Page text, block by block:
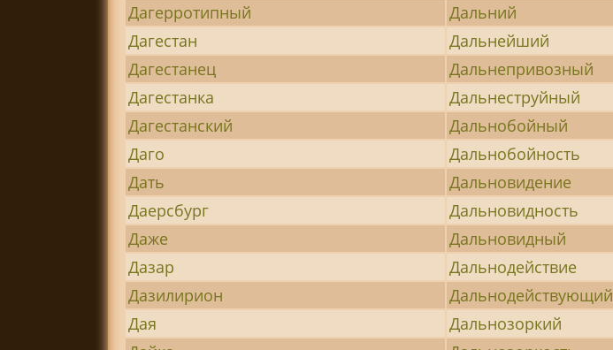
Дагерротипный
Дальний
Дагестан
Дальнейший
Дагестанец
Дальнепривозный
Дагестанка
Дальнеструйный
Дагестанский
Дальнобойный
Даго
Дальнобойность
Дать
Дальновидение
Даерсбург
Дальновидность
Даже
Дальновидный
Дазар
Дальнодействие
Дазилирион
Дальнодействующий
Дая
Дальнозоркий